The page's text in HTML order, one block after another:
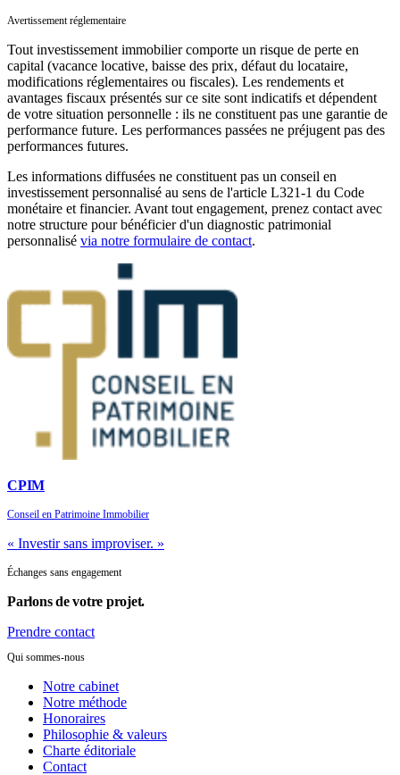
Avertissement réglementaire
Tout investissement immobilier comporte un risque de perte en
capital (vacance locative, baisse des prix, défaut du locataire,
modifications réglementaires ou fiscales). Les rendements et
avantages fiscaux présentés sur ce site sont indicatifs et dépendent
de votre situation personnelle : ils ne constituent pas une garantie de
performance future. Les performances passées ne préjugent pas des
performances futures.
Les informations diffusées ne constituent pas un conseil en
investissement personnalisé au sens de l'article L321-1 du Code
monétaire et financier. Avant tout engagement, prenez contact avec
notre structure pour bénéficier d'un diagnostic patrimonial
personnalisé via notre formulaire de contact.
CPIM
Conseil en Patrimoine Immobilier
« Investir sans improviser. »
Échanges sans engagement
Parlons de votre projet.
Prendre contact
Qui sommes-nous
Notre cabinet
Notre méthode
Honoraires
Philosophie & valeurs
Charte éditoriale
Contact